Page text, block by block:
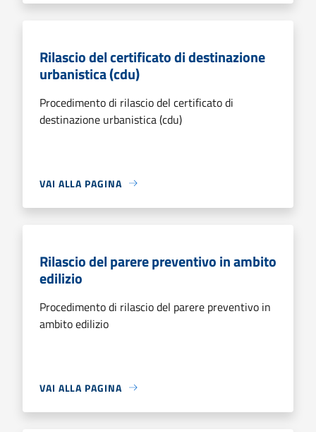
Rilascio del certificato di destinazione
urbanistica (cdu)
Procedimento di rilascio del certificato di
destinazione urbanistica (cdu)
VAI ALLA PAGINA
Rilascio del parere preventivo in ambito
edilizio
Procedimento di rilascio del parere preventivo in
ambito edilizio
VAI ALLA PAGINA